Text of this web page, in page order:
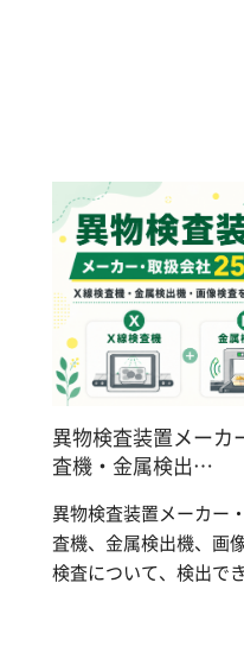
異物検査装置メーカ
査機・金属検出…
異物検査装置メーカー
査機、金属検出機、画
検査について、検出で